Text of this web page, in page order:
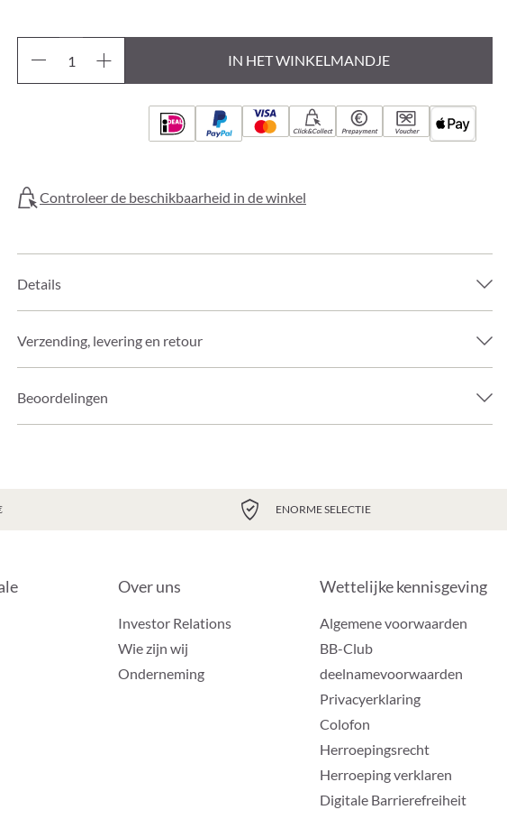
IN HET WINKELMANDJE
Click&Collect Prepayment Voucher
Controleer de beschikbaarheid in de winkel
Details
Verzending, levering en retour
Beoordelingen
ENORME SELECTIE
Over uns
Investor Relations
Wie zijn wij
Onderneming
Wettelijke kennisgeving
Algemene voorwaarden
BB-Club
deelnamevoorwaarden
Privacyerklaring
Colofon
Herroepingsrecht
Herroeping verklaren
Digitale Barrierefreiheit